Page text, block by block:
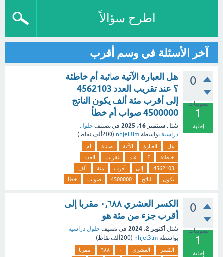
اطرح سؤالاً
آخر الأسئلة في وسم أقرب
0
تصويتات
1
إجابة
هل العبارة الآتية صائبة أم خاطئة
؟ عند تقريب العدد 4562103
إلى أقرب مئة ألف يكون الناتج
4500000 صواب أم خطأ
سُئل سبتمبر 16، 2025 في تصنيف حلول
دراسية بواسطة nhjel3lm
(200ألف نقاط)
هل العبارة الآتية صائبة
أم
خاطئة
؟ عند تقريب
العدد
4562103
إلى أقرب مئة
ألف
يكون
الناتج 4500000 صواب خطأ
0
تصويتات
1
إجابة
الكسر العشري ٠,٦٨٨ مقربا إلى
أقرب جزء من مئة هو
سُئل أكتوبر 2، 2024 في تصنيف حلول دراسية
بواسطة nhjel3lm
(200ألف نقاط)
الكسر العشري ٠ ٦٨٨
مقربا